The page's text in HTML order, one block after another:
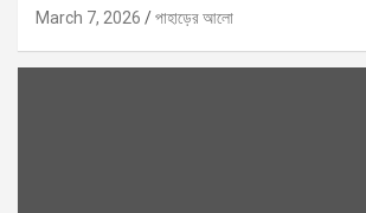
March 7, 2026
পাহাড়ের আলো